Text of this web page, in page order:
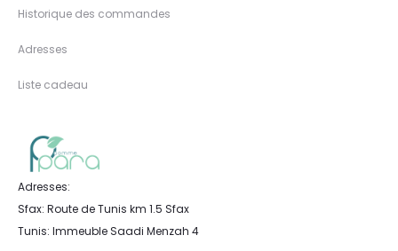
Historique des commandes
Adresses
Liste cadeau
Adresses:
Sfax: Route de Tunis km 1.5 Sfax
Tunis: Immeuble Saadi Menzah 4